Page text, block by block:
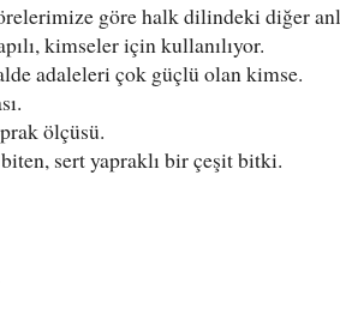
göre halk dilindeki diğer
kimseler için kullanılıyor.
adaleleri çok güçlü olan kimse.
ölçüsü.
sert yapraklı bir çeşit bitki.